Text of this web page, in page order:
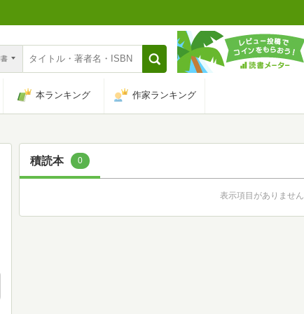
本ランキング 作家ランキング
積読本 0
表示項目がありません